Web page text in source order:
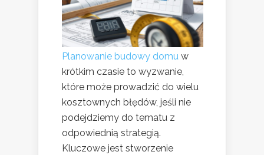
Planowanie budowy domu w
krótkim czasie to wyzwanie,
które może prowadzić do wielu
kosztownych błędów, jeśli nie
podejdziemy do tematu z
odpowiednią strategią.
Kluczowe jest stworzenie